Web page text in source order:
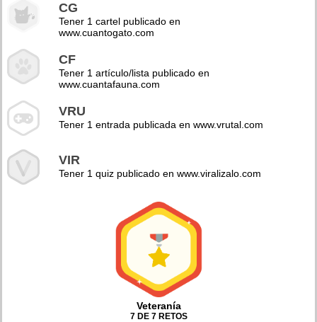
CG
Tener 1 cartel publicado en
www.cuantogato.com
CF
Tener 1 artículo/lista publicado en
www.cuantafauna.com
VRU
Tener 1 entrada publicada en www.vrutal.com
VIR
Tener 1 quiz publicado en www.viralizalo.com
Veteranía
7 DE 7 RETOS